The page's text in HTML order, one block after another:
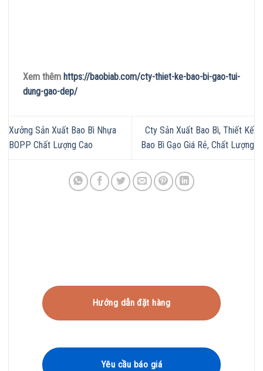
Xem thêm https://baobiab.com/cty-thiet-ke-bao-bi-gao-tui-
dung-gao-dep/
Xưởng Sản Xuất Bao Bì Nhựa
BOPP Chất Lượng Cao
Cty Sản Xuất Bao Bì, Thiết Kế
Bao Bì Gạo Giá Rẻ, Chất Lượng
Hướng dẫn đặt hàng
Yêu cầu báo giá